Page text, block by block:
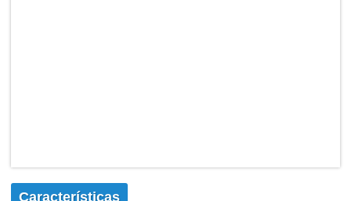
Características